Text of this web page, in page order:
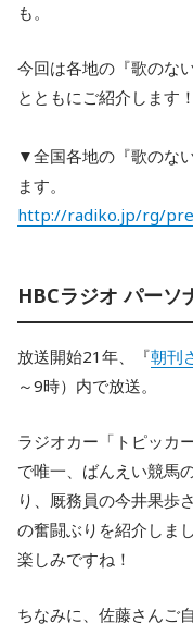
も。
今回は各地の『歌のな
とともにご紹介します！
▼全国各地の『歌のな
ます。
http://radiko.jp/rg/
HBCラジオ パーソ
放送開始21年、『朝刊
～9時）内で放送。
ラジオカー「トピッカ
で唯一、ばんえい競馬
り、厩務員の今井果歩
の奮闘ぶりを紹介しま
楽しみですね！
ちなみに、佐藤さんご